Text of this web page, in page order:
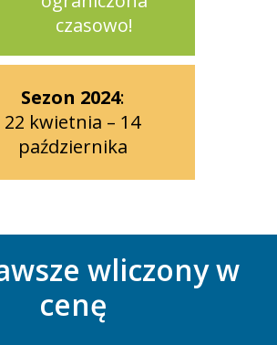
czasowo!
Sezon 2024:
22 kwietnia – 14
października
wliczony w
cenę